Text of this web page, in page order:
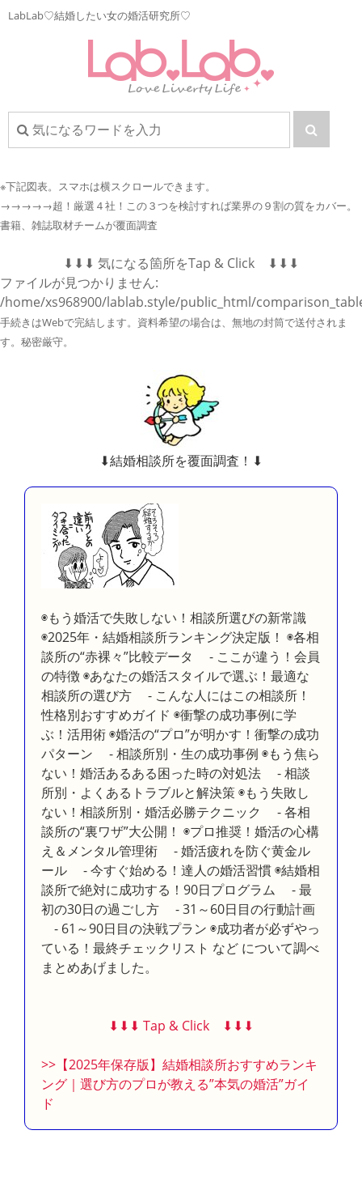
LabLab♡結婚したい女の婚活研究所♡
※下記図表。 スマホは横スクロールできます。
→→→→→超！厳選４社！この３つを検討すれば業界の９割の質をカバー。
書籍、雑誌取材チームが覆面調査
⬇︎⬇︎⬇︎ 気になる箇所をTap & Click ⬇︎⬇︎⬇︎
ファイルが見つかりません:
/home/xs968900/lablab.style/public_html/
手続きはWebで完結します。資料希望の場合は、無地の封筒で送付されま
す。秘密厳守。
⬇︎結婚相談所を覆面調査！⬇︎
◉もう婚活で失敗しない！相談所選びの新常識
◉2025年・結婚相談所ランキング決定版！ ◉各相
談所の“赤裸々”比較データ - ここが違う！会員
の特徴 ◉あなたの婚活スタイルで選ぶ！最適な
相談所の選び方 - こんな人にはこの相談所！
性格別おすすめガイド ◉衝撃の成功事例に学
ぶ！活用術 ◉婚活の“プロ”が明かす！衝撃の成功
パターン - 相談所別・生の成功事例 ◉もう焦ら
ない！婚活あるある困った時の対処法 - 相談
所別・よくあるトラブルと解決策 ◉もう失敗し
ない！相談所別・婚活必勝テクニック - 各相
談所の“裏ワザ”大公開！ ◉プロ推奨！婚活の心構
え＆メンタル管理術 - 婚活疲れを防ぐ黄金ル
ール - 今すぐ始める！達人の婚活習慣 ◉結婚相
談所で絶対に成功する！90日プログラム - 最
初の30日の過ごし方 - 31～60日目の行動計画
- 61～90日目の決戦プラン ◉成功者が必ずやっ
ている！最終チェックリスト など について調べ
まとめあげました。
⬇︎⬇︎⬇︎ Tap & Click ⬇︎⬇︎⬇︎
>>【2025年保存版】結婚相談所おすすめランキ
ング｜選び方のプロが教える”本気の婚活”ガイ
ド